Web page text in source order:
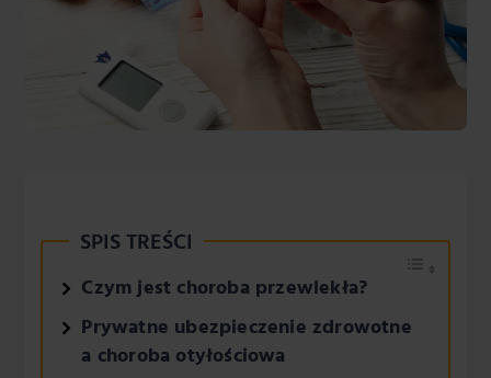
SPIS TREŚCI
Czym jest choroba przewlekła?
Prywatne ubezpieczenie zdrowotne
a choroba otyłościowa